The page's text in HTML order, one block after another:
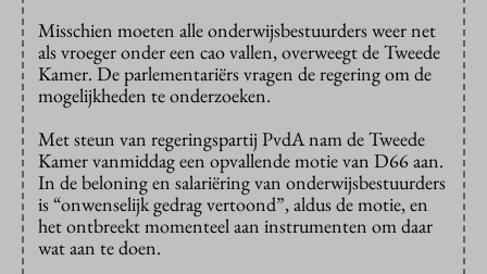
Misschien moeten alle onderwijsbestuurders weer net
als vroeger onder een cao vallen, overweegt de Tweede
Kamer. De parlementariërs vragen de regering om de
mogelijkheden te onderzoeken.
Met steun van regeringspartij PvdA nam de Tweede
Kamer vanmiddag een opvallende motie van D66 aan.
In de beloning en salariëring van onderwijsbestuurders
is “onwenselijk gedrag vertoond”, aldus de motie, en
het ontbreekt momenteel aan instrumenten om daar
wat aan te doen.